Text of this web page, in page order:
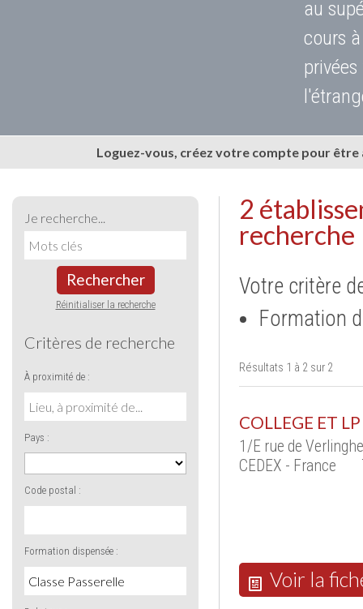
au
cours
Loguez-vous, créez votre compte pour
Je recherche...
Rechercher
Réinitialiser la recherche
Critères de recherche
À proximité de :
Pays :
Code postal :
Formation dispensée :
2
recherche
Votre critère
Formation
Résultats 1 à 2 sur 2
COLLEGE ET
1/E rue de
CEDEX - France
Voir la